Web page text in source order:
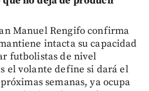
Manuel Rengifo confirma
intacta su capacidad
futbolistas de nivel
el volante define si dará el
semanas, ya ocupa